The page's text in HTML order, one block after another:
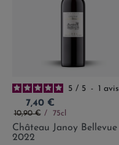
5 / 5 - 1 avis
Prix
7,40 €
Prix de base
10,90 € 75cl
Château Janoy Bellevue
2022